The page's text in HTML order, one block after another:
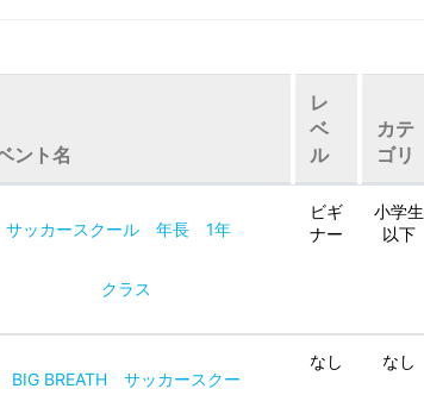
ント名
レ
ベ
ル
カテ
ゴリ
サッカースクール 年長 1年
クラス
ビギ
ナー
小学生
以下
BIG BREATH サッカースクー
なし なし